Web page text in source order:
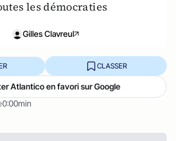
les démocraties
Gilles Clavreul
0:00min
CLASSER
Atlantico en favori sur Google